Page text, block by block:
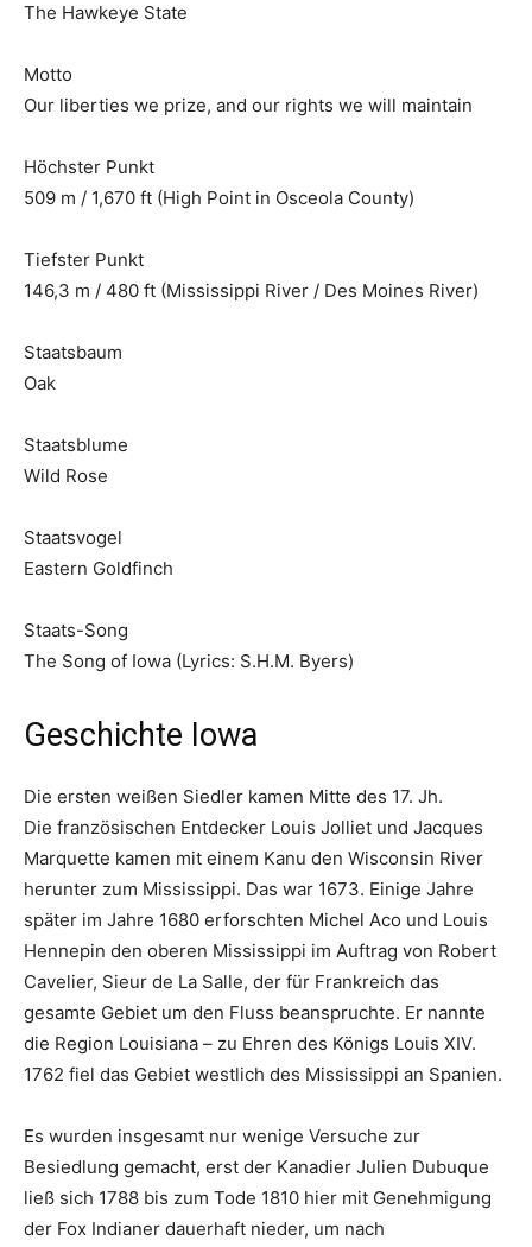
The Hawkeye State
Motto
Our liberties we prize, and our rights we will maintain
Höchster Punkt
509 m / 1,670 ft (High Point in Osceola County)
Tiefster Punkt
146,3 m / 480 ft (Mississippi River / Des Moines River)
Staatsbaum
Oak
Staatsblume
Wild Rose
Staatsvogel
Eastern Goldfinch
Staats-Song
The Song of Iowa (Lyrics: S.H.M. Byers)
Geschichte Iowa
Die ersten weißen Siedler kamen Mitte des 17. Jh.
Die französischen Entdecker Louis Jolliet und Jacques
Marquette kamen mit einem Kanu den Wisconsin River
herunter zum Mississippi. Das war 1673. Einige Jahre
später im Jahre 1680 erforschten Michel Aco und Louis
Hennepin den oberen Mississippi im Auftrag von Robert
Cavelier, Sieur de La Salle, der für Frankreich das
gesamte Gebiet um den Fluss beanspruchte. Er nannte
die Region Louisiana – zu Ehren des Königs Louis XIV.
1762 fiel das Gebiet westlich des Mississippi an Spanien.
Es wurden insgesamt nur wenige Versuche zur
Besiedlung gemacht, erst der Kanadier Julien Dubuque
ließ sich 1788 bis zum Tode 1810 hier mit Genehmigung
der Fox Indianer dauerhaft nieder, um nach